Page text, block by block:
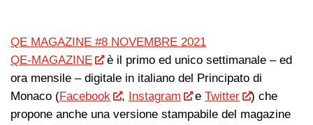
QE MAGAZINE #8 NOVEMBRE 2021
QE-MAGAZINE
è il primo ed unico settimanale – ed
ora mensile – digitale in italiano del Principato di
Monaco (Facebook , Instagram eTwitter
) che
propone anche una versione stampabile del magazine